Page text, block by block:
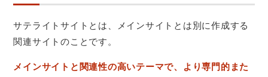
サテライトサイトとは、メインサイトとは別に作成する
関連サイトのことです。
メインサイトと関連性の高いテーマで、より専門的また